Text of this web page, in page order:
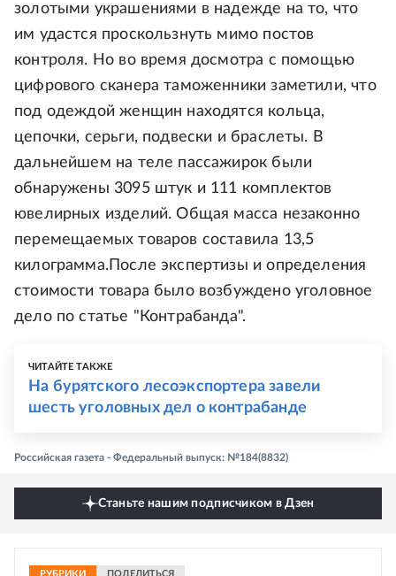
золотыми украшениями в надежде на то, что
им удастся проскользнуть мимо постов
контроля. Но во время досмотра с помощью
цифрового сканера таможенники заметили, что
под одеждой женщин находятся кольца,
цепочки, серьги, подвески и браслеты. В
дальнейшем на теле пассажирок были
обнаружены 3095 штук и 111 комплектов
ювелирных изделий. Общая масса незаконно
перемещаемых товаров составила 13,5
килограмма.После экспертизы и определения
стоимости товара было возбуждено уголовное
дело по статье "Контрабанда".
ЧИТАЙТЕ ТАКЖЕ
На бурятского лесоэкспортера завели
шесть уголовных дел о контрабанде
Российская газета - Федеральный выпуск: №184(8832)
Станьте нашим подписчиком в Дзен
РУБРИКИ ПОДЕЛИТЬСЯ